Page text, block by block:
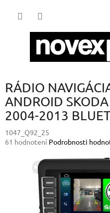
RÁDIO
ANDROID
2004-2013
1047_Q92_25
Priemerné
hviezdičiek.
61 hodnotení Podrobnosti